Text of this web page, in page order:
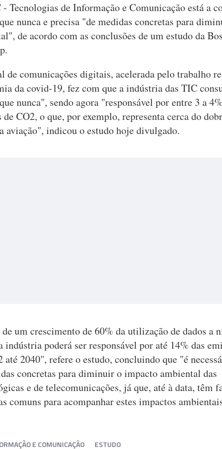
Tecnologias de Informação e Comunicação está a
nunca e precisa "de medidas concretas para
de acordo com as conclusões de um estudo da
de comunicações digitais, acelerada pelo trabalho
da covid-19, fez com que a indústria das TIC
nunca", sendo agora "responsável por entre 3 a
CO2, o que, por exemplo, representa cerca do
aviação", indicou o estudo hoje divulgado.
um crescimento de 60% da utilização de dados a
indústria poderá ser responsável por até 14% das
até 2040", refere o estudo, concluindo que "é
concretas para diminuir o impacto ambiental das
e de telecomunicações, já que, até à data, têm
comuns para acompanhar estes impactos
E COMUNICAÇÃO ESTUDO